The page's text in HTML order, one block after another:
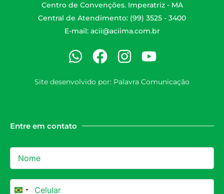
Centro de Convenções. Imperatriz - MA
Central de Atendimento: (99) 3525 - 3400
E-mail: acii@aciima.com.br
Site desenvolvido por: Palavra Comunicação
Entre em contato
Brazil +55